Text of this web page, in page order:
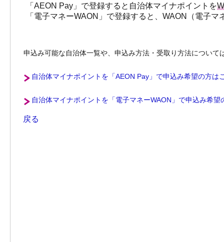
「AEON Pay」で登録すると自治体マイナポイントを
「電子マネーWAON」で登録すると、WAON（電子マ
申込み可能な自治体一覧や、申込み方法・受取り方法について
自治体マイナポイントを「AEON Pay」で申込み希望の方は
自治体マイナポイントを「電子マネーWAON」で申込み希
戻る